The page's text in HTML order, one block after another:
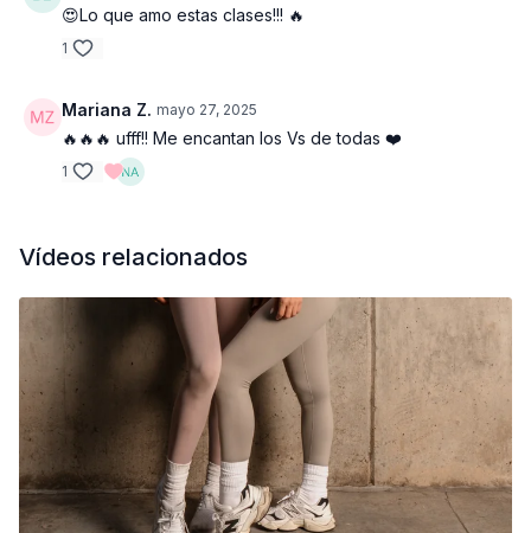
😍Lo que amo estas clases!!! 🔥
1
Mariana Z. mayo 27, 2025
🔥🔥🔥 ufff!! Me encantan los Vs de todas ❤️
1
Vídeos relacionados